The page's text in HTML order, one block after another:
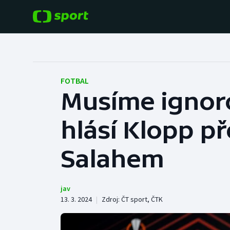
Hokej
Tenis
Atletika
Baseball a softbal
Basketbal
FOTBAL
Musíme
hlásí Klopp
Salahem
jav
13. 3. 2024 | Zdroj: ČT sport, ČTK